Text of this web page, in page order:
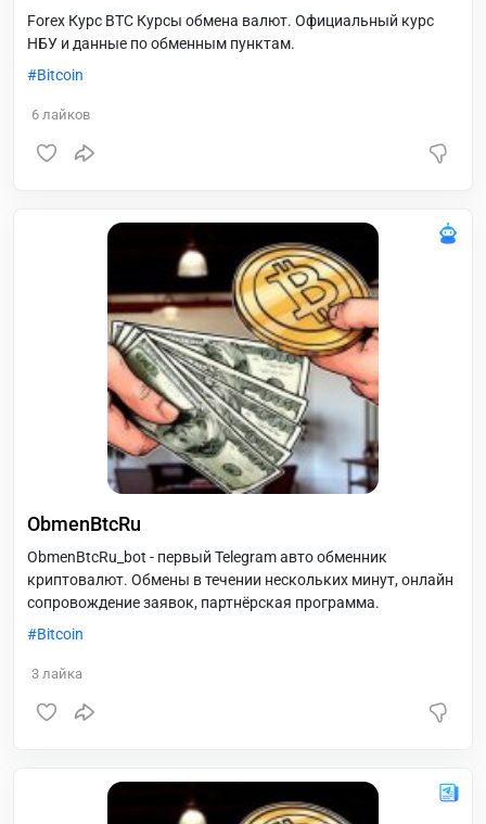
Forex Курс BTC Курсы обмена валют. Официальный курс
НБУ и данные по обменным пунктам.
Bitcoin
6 лайков
ObmenBtcRu
ObmenBtcRu_bot - первый Telegram авто обменник
криптовалют. Обмены в течении нескольких минут, онлайн
сопровождение заявок, партнёрская программа.
Bitcoin
3 лайка